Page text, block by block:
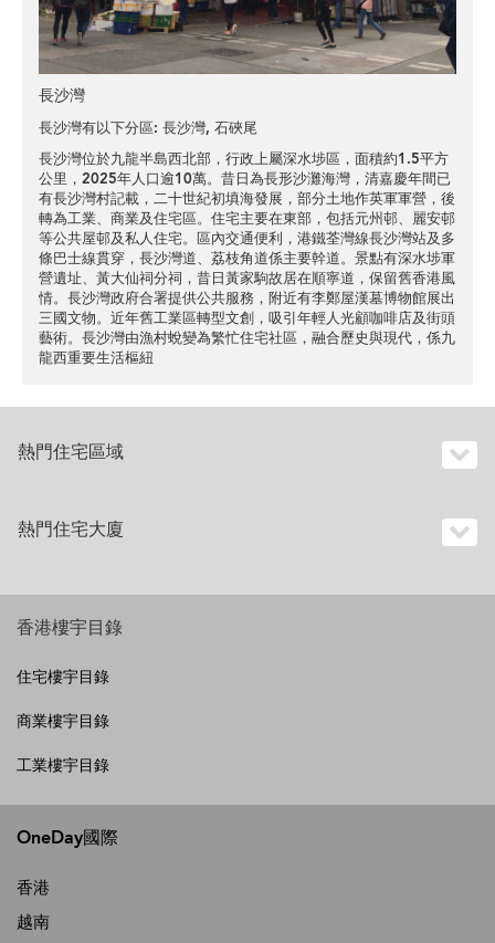
長沙灣
長沙灣有以下分區: 長沙灣, 石硤尾
長沙灣位於九龍半島西北部，行政上屬深水埗區，面積約1.5平方
公里，2025年人口逾10萬。昔日為長形沙灘海灣，清嘉慶年間已
有長沙灣村記載，二十世紀初填海發展，部分土地作英軍軍營，後
轉為工業、商業及住宅區。住宅主要在東部，包括元州邨、麗安邨
等公共屋邨及私人住宅。區內交通便利，港鐵荃灣線長沙灣站及多
條巴士線貫穿，長沙灣道、荔枝角道係主要幹道。景點有深水埗軍
營遺址、黃大仙祠分祠，昔日黃家駒故居在順寧道，保留舊香港風
情。長沙灣政府合署提供公共服務，附近有李鄭屋漢墓博物館展出
三國文物。近年舊工業區轉型文創，吸引年輕人光顧咖啡店及街頭
藝術。長沙灣由漁村蛻變為繁忙住宅社區，融合歷史與現代，係九
龍西重要生活樞紐
熱門住宅區域
熱門住宅大廈
香港樓宇目錄
住宅樓宇目錄
商業樓宇目錄
工業樓宇目錄
OneDay國際
香港
越南